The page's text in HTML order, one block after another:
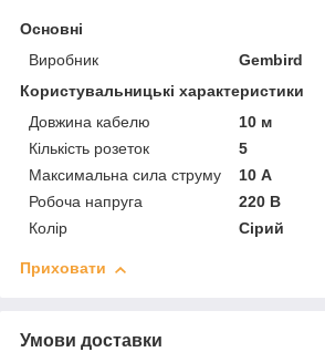
Основні
Виробник
Gembird
Користувальницькі характеристики
Довжина кабелю
10 м
Кількість розеток
5
Максимальна сила струму
10 А
Робоча напруга
220 В
Колір
Сірий
Приховати
Умови доставки